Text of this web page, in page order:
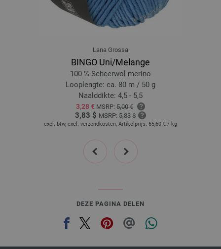
19-groen | EAN: 4033493291163
20-geel | EAN: 4033493311816
2351 | EAN: 4033493272919
2352 | EAN: 4033493272926
2353 | EAN: 4033493272933
2354 | EAN: 4033493272940
2355 | EAN: 4033493272957
2357 | EAN: 4033493272971
2452 | EAN: 4033493272841
2453 | EAN: 4033493272858
2454 | EAN: 4033493272865
Lana Grossa
BINGO Uni/Melange
100 % Scheerwol merino
Looplengte: ca. 80 m / 50 g
Naalddikte: 4,5 - 5,5
3,28 € MSRP: 5,00 €
3,83 $ MSRP: 5,83 $
excl. btw, excl. verzendkosten, Artikelprijs: 65,60 € / kg
prev next
DEZE PAGINA DELEN